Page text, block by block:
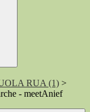
RUA (1) >
- meetAnief